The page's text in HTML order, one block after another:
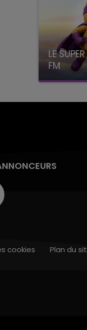
LE
FM
avec La
cookies Plan du